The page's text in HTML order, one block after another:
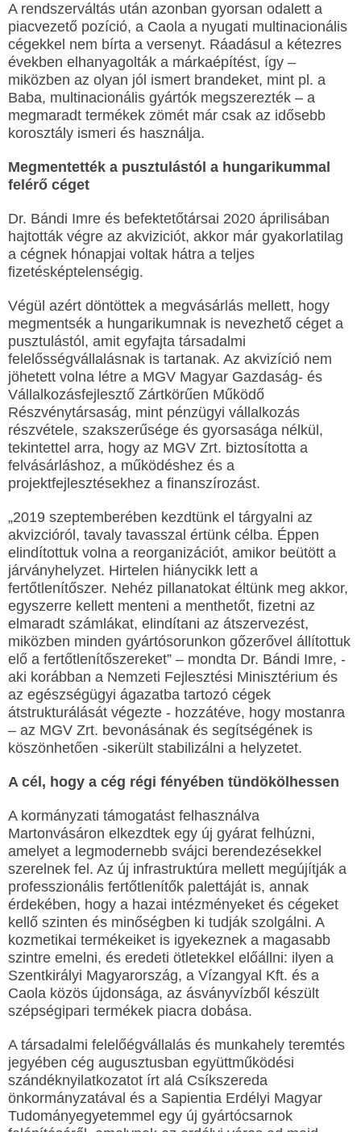
A rendszerváltás után azonban gyorsan odalett a
piacvezető pozíció, a Caola a nyugati multinacionális
cégekkel nem bírta a versenyt. Ráadásul a kétezres
években elhanyagolták a márkaépítést, így –
miközben az olyan jól ismert brandeket, mint pl. a
Baba, multinacionális gyártók megszerezték – a
megmaradt termékek zömét már csak az idősebb
korosztály ismeri és használja.
Megmentették a pusztulástól a hungarikummal
felérő céget
Dr. Bándi Imre és befektetőtársai 2020 áprilisában
hajtották végre az akviziciót, akkor már gyakorlatilag
a cégnek hónapjai voltak hátra a teljes
fizetésképtelenségig.
Végül azért döntöttek a megvásárlás mellett, hogy
megmentsék a hungarikumnak is nevezhető céget a
pusztulástól, amit egyfajta társadalmi
felelősségvállalásnak is tartanak. Az akvizíció nem
jöhetett volna létre a MGV Magyar Gazdaság- és
Vállalkozásfejlesztő Zártkörűen Működő
Részvénytársaság, mint pénzügyi vállalkozás
részvétele, szakszerűsége és gyorsasága nélkül,
tekintettel arra, hogy az MGV Zrt. biztosította a
felvásárláshoz, a működéshez és a
projektfejlesztésekhez a finanszírozást.
„2019 szeptemberében kezdtünk el tárgyalni az
akvizcióról, tavaly tavasszal értünk célba. Éppen
elindítottuk volna a reorganizációt, amikor beütött a
járványhelyzet. Hirtelen hiánycikk lett a
fertőtlenítőszer. Nehéz pillanatokat éltünk meg akkor,
egyszerre kellett menteni a menthetőt, fizetni az
elmaradt számlákat, elindítani az átszervezést,
miközben minden gyártósorunkon gőzerővel állítottuk
elő a fertőtlenítőszereket” – mondta Dr. Bándi Imre, -
aki korábban a Nemzeti Fejlesztési Minisztérium és
az egészségügyi ágazatba tartozó cégek
átstrukturálását végezte - hozzátéve, hogy mostanra
– az MGV Zrt. bevonásának és segítségének is
köszönhetően -sikerült stabilizálni a helyzetet.
A cél, hogy a cég régi fényében tündökölhessen
A kormányzati támogatást felhasználva
Martonvásáron elkezdtek egy új gyárat felhúzni,
amelyet a legmodernebb svájci berendezésekkel
szerelnek fel. Az új infrastruktúra mellett megújítják a
professzionális fertőtlenítők palettáját is, annak
érdekében, hogy a hazai intézményeket és cégeket
kellő szinten és minőségben ki tudják szolgálni. A
kozmetikai termékeiket is igyekeznek a magasabb
szintre emelni, és eredeti ötletekkel előállni: ilyen a
Szentkirályi Magyarország, a Vízangyal Kft. és a
Caola közös újdonsága, az ásványvízből készült
szépségipari termékek piacra dobása.
A társadalmi felelőégvállalás és munkahely teremtés
jegyében cég augusztusban együttműködési
szándéknyilatkozatot írt alá Csíkszereda
önkormányzatával és a Sapientia Erdélyi Magyar
Tudományegyetemmel egy új gyártócsarnok